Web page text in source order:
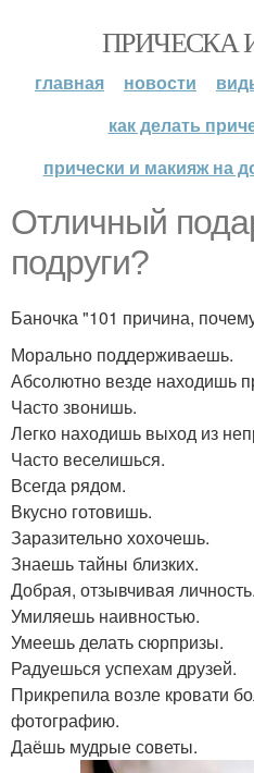
ПРИЧЕСКА
главная новости
как делать
прически и макияж на
Отличный
подруги?
Баночка "101 причина,
Морально поддерживаешь.
Абсолютно везде находишь
Часто звонишь.
Легко находишь выход из
Часто веселишься.
Всегда рядом.
Вкусно готовишь.
Заразительно хохочешь.
Знаешь тайны близких.
Добрая, отзывчивая личность.
Умиляешь наивностью.
Умеешь делать сюрпризы.
Радуешься успехам друзей.
Прикрепила возле кровати
фотографию.
Даёшь мудрые советы.